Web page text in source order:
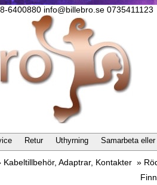
6400880 info@billebro.se 0735411123
Retur Uthyrning Samarbeta eller
Kabeltillbehör, Adaptrar, Kontakter »